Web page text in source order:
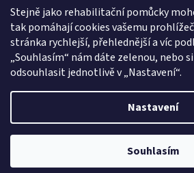
Stejně jako rehabilitační pomůcky
tak pomáhají cookies vašemu
stránka rychlejší, přehlednější a víc
„Souhlasím“ nám dáte zelenou, nebo
odsouhlasit jednotlivě v „Nastavení“.
Nastavení
Souhlasím
Kontakt
INFO@WELLEA.CZ
800 200 900
602 112 602
Vytvořil